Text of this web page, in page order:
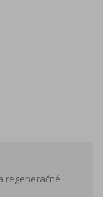
regeneračné